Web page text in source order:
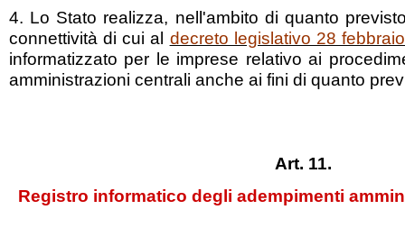
4. Lo Stato realizza, nell'ambito di quanto
connettività di cui al decreto legislativo 28
informatizzato per le imprese relativo ai
amministrazioni centrali anche ai fini di quanto
Art. 11.
Registro informatico degli adempimenti